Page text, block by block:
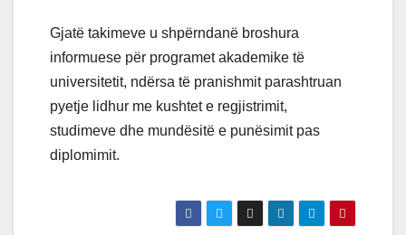
Gjatë takimeve u shpërndanë broshura
informuese për programet akademike të
universitetit, ndërsa të pranishmit parashtruan
pyetje lidhur me kushtet e regjistrimit,
studimeve dhe mundësitë e punësimit pas
diplomimit.